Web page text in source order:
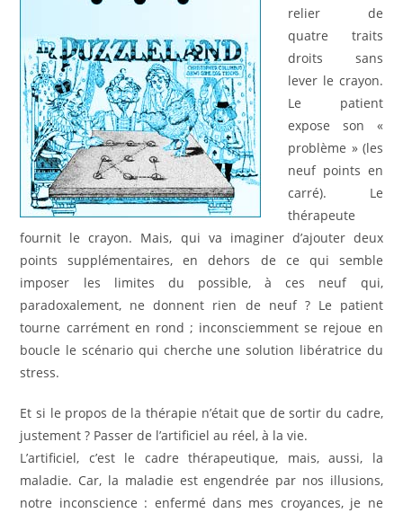
relier de
quatre traits
droits sans
lever le crayon.
Le patient
expose son «
problème » (les
neuf points en
carré). Le
thérapeute
fournit le crayon. Mais, qui va imaginer d’ajouter deux
points supplémentaires, en dehors de ce qui semble
imposer les limites du possible, à ces neuf qui,
paradoxalement, ne donnent rien de neuf ? Le patient
tourne carrément en rond ; inconsciemment se rejoue en
boucle le scénario qui cherche une solution libératrice du
stress.
Et si le propos de la thérapie n’était que de sortir du cadre,
justement ? Passer de l’artificiel au réel, à la vie.
L’artificiel, c’est le cadre thérapeutique, mais, aussi, la
maladie. Car, la maladie est engendrée par nos illusions,
notre inconscience : enfermé dans mes croyances, je ne